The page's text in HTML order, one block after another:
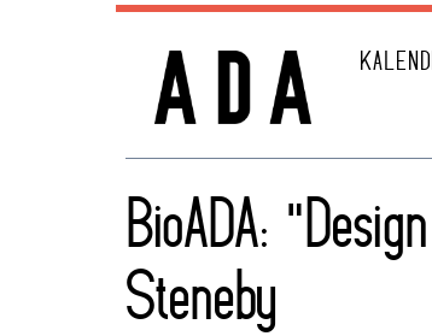
BioADA:
Steneby